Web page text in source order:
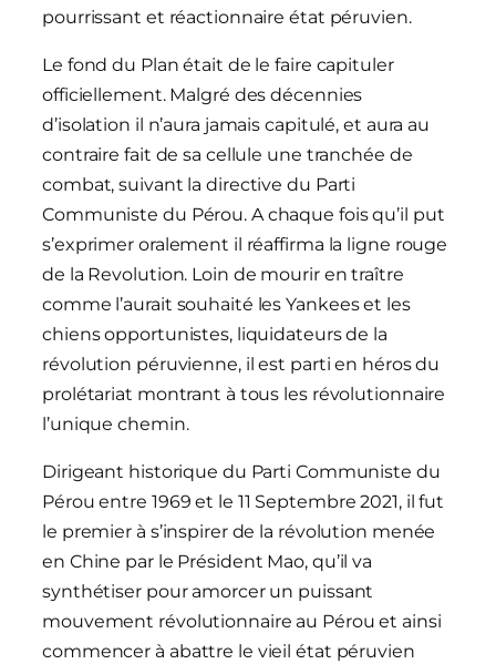
pourrissant et réactionnaire état péruvien.
Le fond du Plan était de le faire capituler
officiellement. Malgré des décennies
d’isolation il n’aura jamais capitulé, et aura au
contraire fait de sa cellule une tranchée de
combat, suivant la directive du Parti
Communiste du Pérou. A chaque fois qu’il put
s’exprimer oralement il réaffirma la ligne rouge
de la Revolution. Loin de mourir en traître
comme l’aurait souhaité les Yankees et les
chiens opportunistes, liquidateurs de la
révolution péruvienne, il est parti en héros du
prolétariat montrant à tous les révolutionnaire
l’unique chemin.
Dirigeant historique du Parti Communiste du
Pérou entre 1969 et le 11 Septembre 2021, il fut
le premier à s’inspirer de la révolution menée
en Chine par le Président Mao, qu’il va
synthétiser pour amorcer un puissant
mouvement révolutionnaire au Pérou et ainsi
commencer à abattre le vieil état péruvien